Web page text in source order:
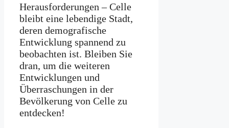
Herausforderungen – Celle
bleibt eine lebendige Stadt,
deren demografische
Entwicklung spannend zu
beobachten ist. Bleiben Sie
dran, um die weiteren
Entwicklungen und
Überraschungen in der
Bevölkerung von Celle zu
entdecken!